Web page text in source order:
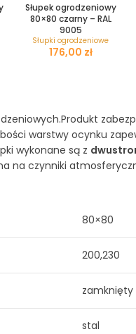
Słupek ogrodzeniowy
80×80 czarny – RAL
9005
Słupki ogrodzeniowe
zł
warstwy ocynku
wykonane są z
na czynniki
80×80
200,230
zamknięty
stal